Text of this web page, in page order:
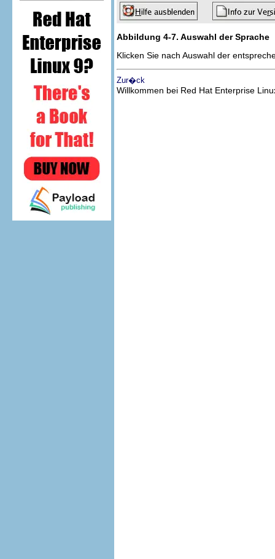
Abbildung 4-7. Auswahl der Sprache
Klicken Sie nach Auswahl der
Zur�ck
Willkommen bei Red Hat Enterprise